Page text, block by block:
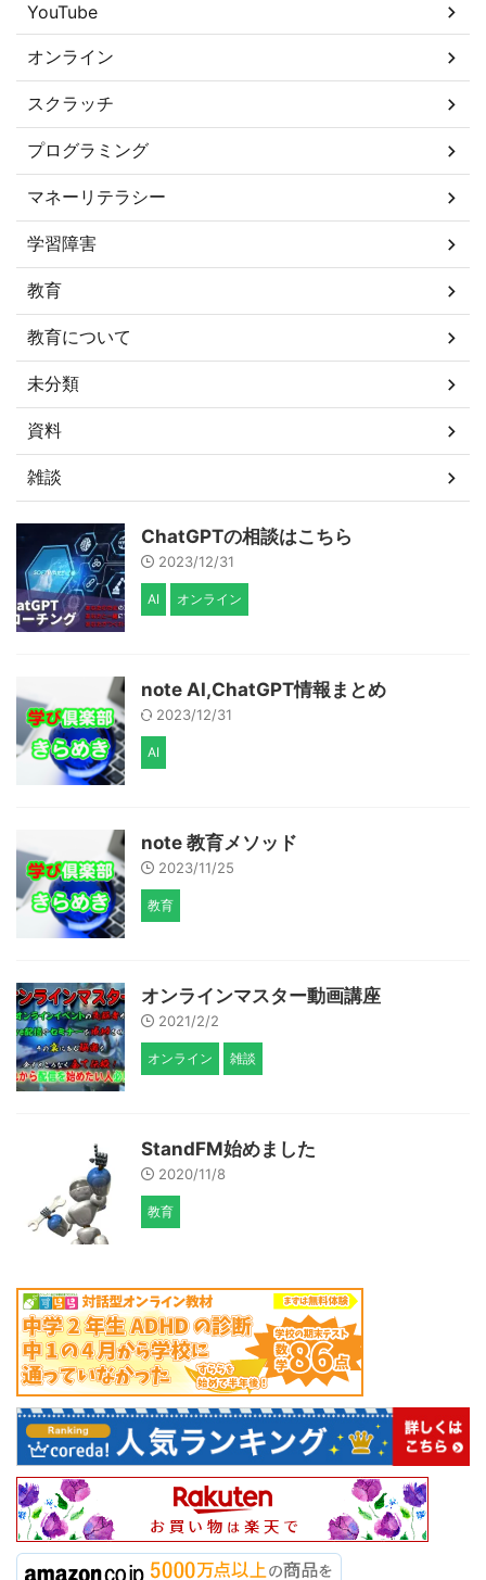
YouTube
オンライン
スクラッチ
プログラミング
マネーリテラシー
学習障害
教育
教育について
未分類
資料
雑談
ChatGPTの相談はこちら
2023/12/31
AI オンライン
note AI,ChatGPT情報まとめ
2023/12/31
AI
note 教育メソッド
2023/11/25
教育
オンラインマスター動画講座
2021/2/2
オンライン 雑談
StandFM始めました
2020/11/8
教育